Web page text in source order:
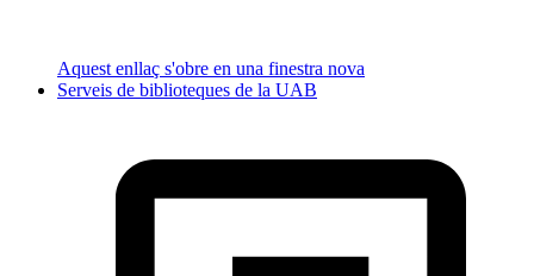
Aquest enllaç s'obre en una finestra nova
Serveis de biblioteques de la UAB